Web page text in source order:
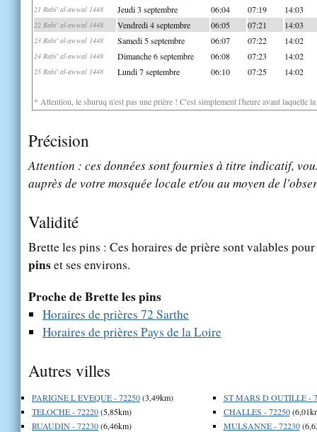
21 Rabi' al-awwal 1448 Jeudi 3 septembre 06:04 07:19 14:03
22 Rabi' al-awwal 1448 Vendredi 4 septembre 06:05 07:21 14:03
23 Rabi' al-awwal 1448 Samedi 5 septembre 06:07 07:22 14:02
24 Rabi' al-awwal 1448 Dimanche 6 septembre 06:08 07:23 14:02
25 Rabi' al-awwal 1448 Lundi 7 septembre 06:10 07:25 14:02
* Attention, le shuruq n'est pas une prière ! C'est simplement l'heure avant laquelle
Précision
Attention : ces données sont fournies à titre indicatif,
auprès de votre mosquée locale et/ou au moyen de
Validité
Brette les pins : Ces horaires de prière sont valables
pinset ses environs.
Proche de Brette les pins
Horaires de prières 72 Sarthe
Horaires de prières Pays de la Loire
Autres villes
PARIGNE L EVEQUE - 72250(3,49km)
TELOCHE - 72220(5,85km)
RUAUDIN - 72230(6,46km)
ST MARS D OUTILLE -
CHALLES - 72250
MULSANNE - 72230